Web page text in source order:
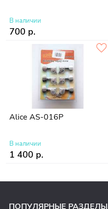
В наличии
700 р.
Alice AS-016P
В наличии
1 400 р.
ПОПУЛЯРНЫЕ РАЗДЕЛЫ